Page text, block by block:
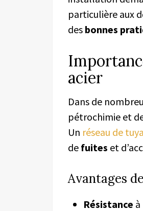
particulière aux
des bonnes
acier
Dans de
pétrochimie et
Un réseau de
de fuites et
Avantages
Résistance